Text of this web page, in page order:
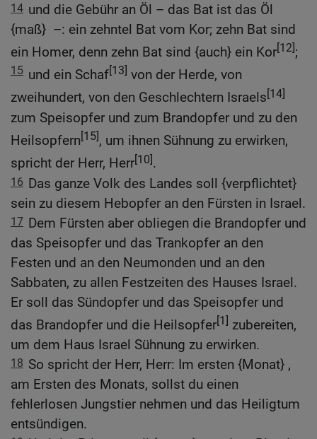
14 und die Gebühr an Öl – das Bat ist das Öl
{maß} –: ein zehntel Bat vom Kor; zehn Bat sind
ein Homer, denn zehn Bat sind {auch} ein Kor[12];
15 und ein Schaf[13] von der Herde, von
zweihundert, von den Geschlechtern Israels[14]
zum Speisopfer und zum Brandopfer und zu den
Heilsopfern[15], um ihnen Sühnung zu erwirken,
spricht der Herr, Herr[10].
16 Das ganze Volk des Landes soll {verpflichtet}
sein zu diesem Hebopfer an den Fürsten in Israel.
17 Dem Fürsten aber obliegen die Brandopfer und
das Speisopfer und das Trankopfer an den
Festen und an den Neumonden und an den
Sabbaten, zu allen Festzeiten des Hauses Israel.
Er soll das Sündopfer und das Speisopfer und
das Brandopfer und die Heilsopfer[1] zubereiten,
um dem Haus Israel Sühnung zu erwirken.
18 So spricht der Herr, Herr: Im ersten {Monat} ,
am Ersten des Monats, sollst du einen
fehlerlosen Jungstier nehmen und das Heiligtum
entsündigen.